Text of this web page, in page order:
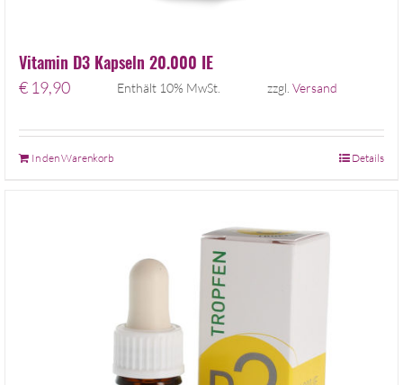
Vitamin D3 Kapseln 20.000 IE
€ 19,90 Enthält 10% MwSt. zzgl. Versand
In den Warenkorb Details